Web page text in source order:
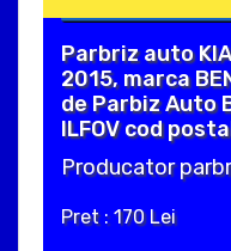
Parbriz auto
2015, marca
de Parbiz Auto
ILFOV cod
Producator
Pret : 170 Lei